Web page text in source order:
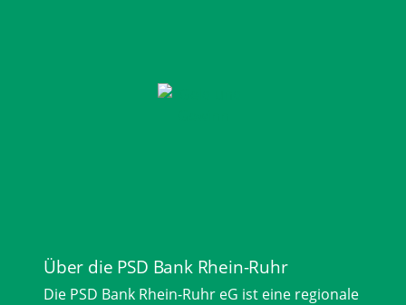
Über die PSD Bank Rhein-Ruhr
Die PSD Bank Rhein-Ruhr eG ist eine regionale